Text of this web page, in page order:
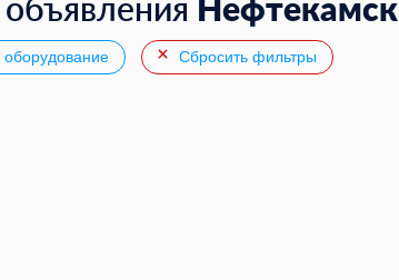
оборудование Сбросить фильтры